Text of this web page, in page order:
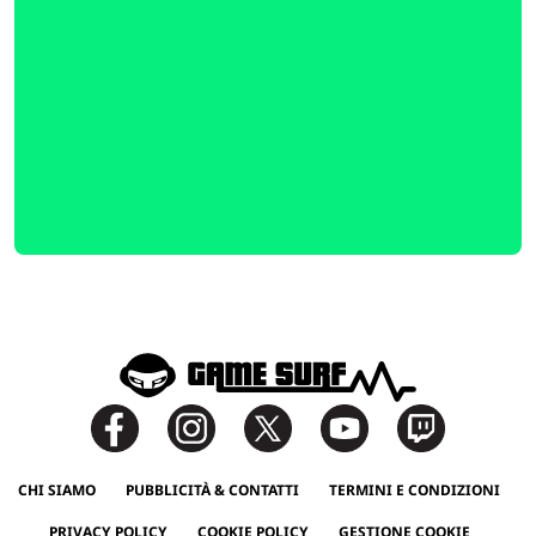
CHI SIAMO PUBBLICITÀ & CONTATTI TERMINI E CONDIZIONI